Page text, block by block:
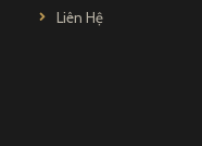
Liên Hệ